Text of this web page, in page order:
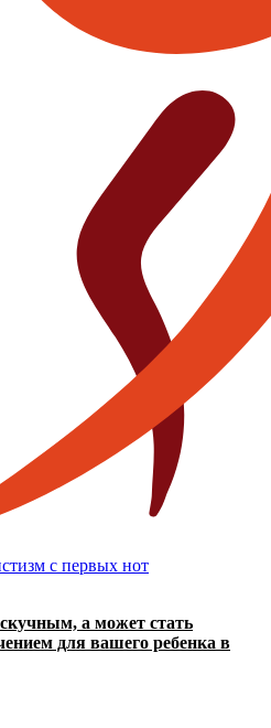
с первых нот
а может стать
для вашего ребенка в